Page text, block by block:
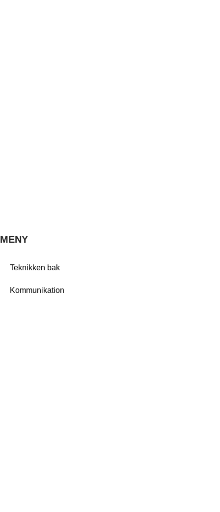
MENY
Teknikken bak
Kommunikation